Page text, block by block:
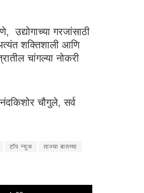
उद्योगाच्या गरजांसाठी
शक्तिशाली आणि
चांगल्या नोकरी
चौगुले, सर्व
टॉप न्युज ताज्या बातम्या